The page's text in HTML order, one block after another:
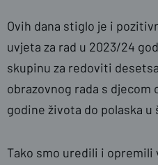
Ovih dana stiglo je i
uvjeta za rad u 2023/24
skupinu za redoviti
obrazovnog rada s
godine života do polaska u
Tako smo uredili i opremili